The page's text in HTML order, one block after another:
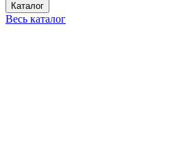
Каталог
Весь каталог